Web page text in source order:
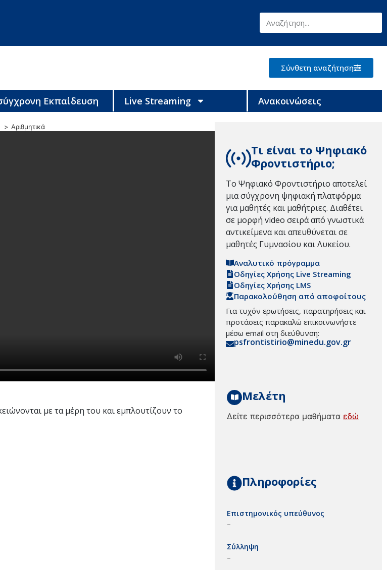
Σύνθετη αναζήτηση
Εκπαίδευση Live Streaming Ανακοινώσεις
Αριθμητικά
με τα μέρη του και εμπλουτίζουν το
Τι είναι το Ψηφιακό
Φροντιστήριο;
Το Ψηφιακό Φροντιστήριο αποτελεί
μια σύγχρονη ψηφιακή πλατφόρμα
για μαθητές και μαθήτριες. Διαθέτει
σε μορφή video σειρά από γνωστικά
αντικείμενα και απευθύνεται σε
μαθητές Γυμνασίου και Λυκείου.
Αναλυτικό πρόγραμμα
Οδηγίες Χρήσης Live Streaming
Οδηγίες Χρήσης LMS
Παρακολούθηση από αποφοίτους
Για τυχόν ερωτήσεις, παρατηρήσεις και
προτάσεις παρακαλώ επικοινωνήστε
μέσω email στη διεύθυνση:
psfrontistirio@minedu.gov.gr
Μελέτη
Δείτε περισσότερα μαθήματα εδώ
Πληροφορίες
Επιστημονικός υπεύθυνος
–
Σύλληψη
–